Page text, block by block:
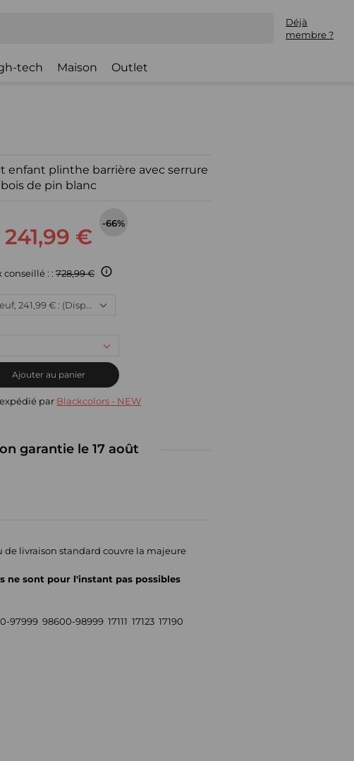
Déjà
membre ?
tech Maison Outlet
enfant plinthe barrière avec serrure
bois de pin blanc
241,99 €
-66%
conseillé : : 728,99 €
Neuf, 241,99 € : (Disponible)
Ajouter au panier
par Blackcolors - NEW
garantie le 17 août
de livraison standard couvre la majeure
ne sont pour l'instant pas possibles
98600-98999 17111 17123 17190